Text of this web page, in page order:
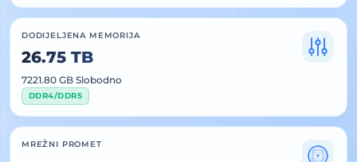
DODIJELJENA MEMORIJA
26.75 TB
7221.80 GB Slobodno
DDR4/DDR5
MREŽNI PROMET